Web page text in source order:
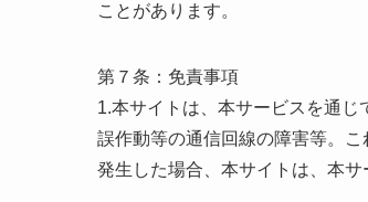
ことがあります。
第７条：免責事項
1.本サイトは、本サービスを通じ
誤作動等の通信回線の障害等。
発生した場合、本サイトは、本